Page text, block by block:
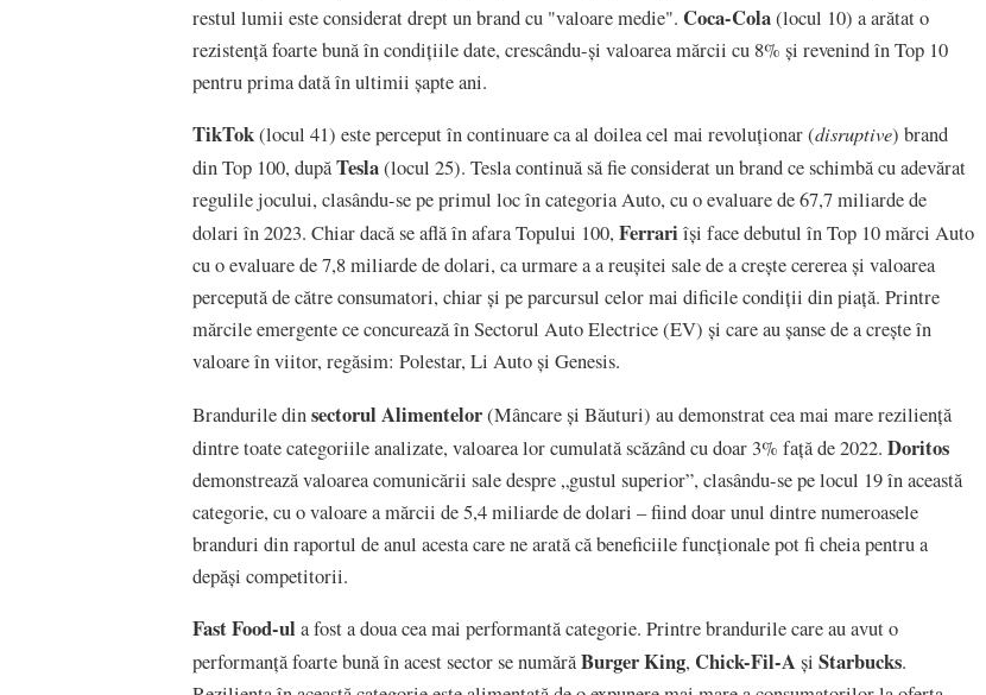
restul lumii este considerat drept un brand cu "valoare medie". Coca-Cola(locul 10) a arătat o
rezistență foarte bună în condițiile date, crescându-și valoarea mărcii cu 8% și revenind în Top 10
pentru prima dată în ultimii șapte ani.
TikTok(locul 41) este perceput în continuare ca al doilea cel mai revoluționar (disruptive) brand
din Top 100, dupăTesla(locul 25). Tesla continuă să fie considerat un brand ce schimbă cu adevărat
regulile jocului, clasându-se pe primul loc în categoria Auto, cu o evaluare de 67,7 miliarde de
dolari în 2023. Chiar dacă se află în afara Topului 100, Ferrari își face debutul în Top 10 mărci Auto
cu o evaluare de 7,8 miliarde de dolari, ca urmare a a reușitei sale de a crește cererea și valoarea
percepută de către consumatori, chiar și pe parcursul celor mai dificile condiții din piață. Printre
mărcile emergente ce concurează în Sectorul Auto Electrice (EV) și care au șanse de a crește în
valoare în viitor, regăsim: Polestar, Li Auto și Genesis.
Brandurile dinsectorul Alimentelor(Mâncare și Băuturi) au demonstrat cea mai mare reziliență
dintre toate categoriile analizate, valoarea lor cumulată scăzând cu doar 3% față de 2022. Doritos
demonstrează valoarea comunicării sale despre „gustul superior”, clasându-se pe locul 19 în această
categorie, cu o valoare a mărcii de 5,4 miliarde de dolari – fiind doar unul dintre numeroasele
branduri din raportul de anul acesta care ne arată că beneficiile funcționale pot fi cheia pentru a
depăși competitorii.
Fast Food-ul a fost a doua cea mai performantă categorie. Printre brandurile care au avut o
performanță foarte bună în acest sector se numărăBurger King, Chick-Fil-Ași Starbucks.